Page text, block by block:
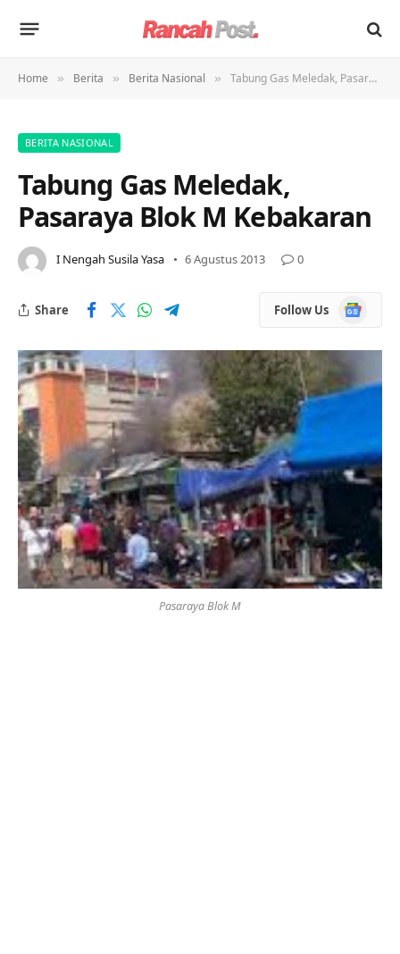
Home » Berita » Berita Nasional » Tabung Gas Meledak, Pasaraya Blok M Kebakaran
BERITA NASIONAL
Tabung Gas Meledak,
Pasaraya Blok M Kebakaran
I Nengah Susila Yasa 6 Agustus 2013 0
Share Follow Us
Google
News
Pasaraya Blok M